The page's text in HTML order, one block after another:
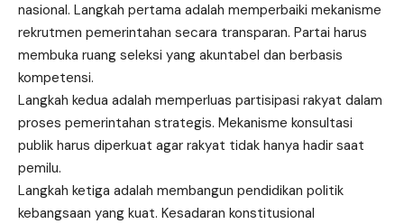
nasional. Langkah pertama adalah memperbaiki mekanisme
rekrutmen pemerintahan secara transparan. Partai harus
membuka ruang seleksi yang akuntabel dan berbasis
kompetensi.
Langkah kedua adalah memperluas partisipasi rakyat dalam
proses pemerintahan strategis. Mekanisme konsultasi
publik harus diperkuat agar rakyat tidak hanya hadir saat
pemilu.
Langkah ketiga adalah membangun pendidikan politik
kebangsaan yang kuat. Kesadaran konstitusional